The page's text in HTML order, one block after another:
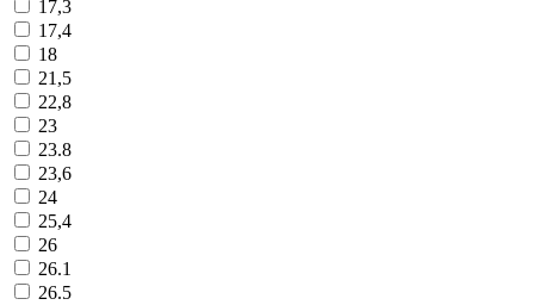
17,3
17,4
18
21,5
22,8
23
23.8
23,6
24
25,4
26
26.1
26.5